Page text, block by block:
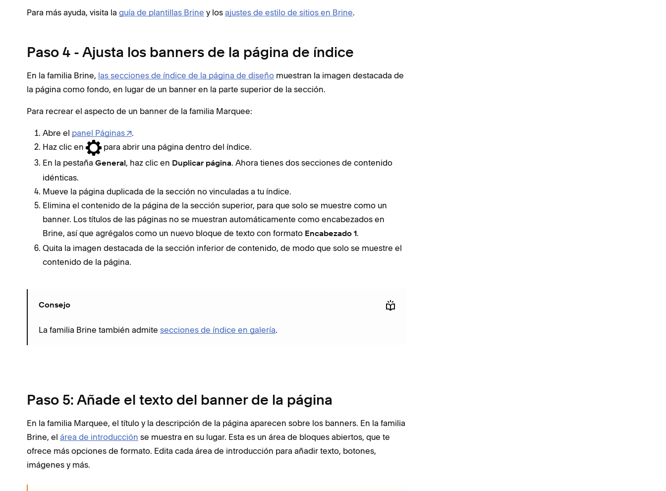
Para más ayuda, visita la guía de plantillas Brine y los ajustes de estilo de sitios en Brine.
Paso 4 - Ajusta los banners de la página de índice
En la familia Brine, las secciones de índice de la página de diseño muestran la imagen destacada de
la página como fondo, en lugar de un banner en la parte superior de la sección.
Para recrear el aspecto de un banner de la familia Marquee:
Abre el panel Páginas
.
Haz clic en
para abrir una página dentro del índice.
En la pestaña General , haz clic en Duplicar página. Ahora tienes dos secciones de contenido
idénticas.
Mueve la página duplicada de la sección no vinculadas a tu índice.
Elimina el contenido de la página de la sección superior, para que solo se muestre como un
banner. Los títulos de las páginas no se muestran automáticamente como encabezados en
Brine, así que agrégalos como un nuevo bloque de texto con formato Encabezado 1.
Quita la imagen destacada de la sección inferior de contenido, de modo que solo se muestre el
contenido de la página.
Consejo
La familia Brine también admite secciones de índice en galería.
Paso 5: Añade el texto del banner de la página
En la familia Marquee, el título y la descripción de la página aparecen sobre los banners. En la familia
Brine, el área de introducción se muestra en su lugar. Esta es un área de bloques abiertos, que te
ofrece más opciones de formato. Edita cada área de introducción para añadir texto, botones,
imágenes y más.